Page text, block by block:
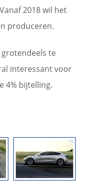
2018 wil het
produceren.
te
interessant voor
4% bijtelling.